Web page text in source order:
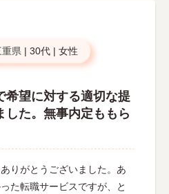
重県 | 30代 | 女性
希望に対する適切な提
した。無事内定ももら
りがとうございました。あ
た転職サービスですが、と